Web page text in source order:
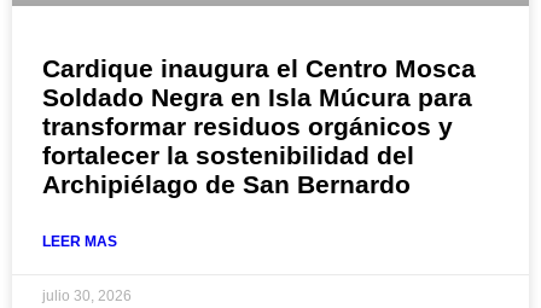
Cardique inaugura el Centro Mosca
Soldado Negra en Isla Múcura para
transformar residuos orgánicos y
fortalecer la sostenibilidad del
Archipiélago de San Bernardo
LEER MAS
julio 30, 2026